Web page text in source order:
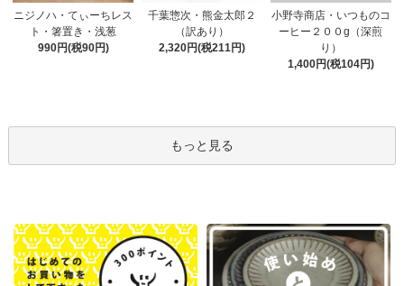
ニジノハ・てぃーちレス
ト・箸置き・浅葱
990円(税90円)
千葉惣次・熊金太郎２
（訳あり）
2,320円(税211円)
小野寺商店・いつものコ
ーヒー２００g（深煎
り）
1,400円(税104円)
もっと見る